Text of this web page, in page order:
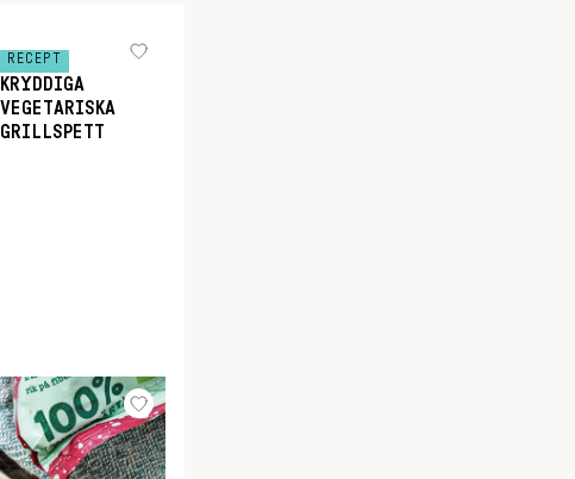
RECEPT
KRYDDIGA
VEGETARISKA
GRILLSPETT